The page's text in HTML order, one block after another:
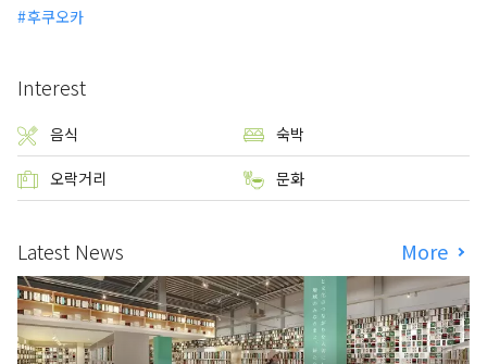
후쿠오카
Interest
음식 숙박
오락거리 문화
Latest News More